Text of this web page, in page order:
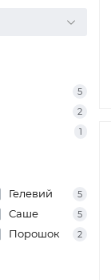
5
2
1
Гелевий 5
Саше 5
Порошок 2